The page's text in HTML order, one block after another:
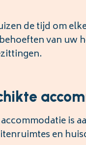
de tijd om
van
is
en